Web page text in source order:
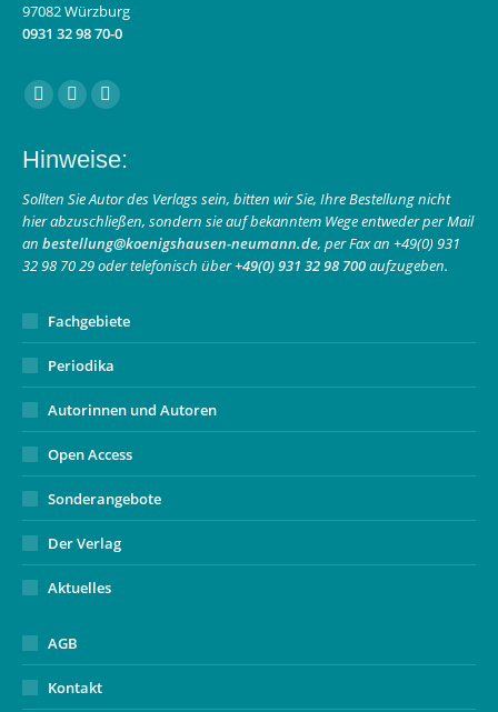
97082 Würzburg
0931 32 98 70-0
Finden Sie uns auf:
Facebook
opens
in
new
window
Instagram
opens
in
new
window
E-
page
opens
in
new
window
Hinweise:
Sollten Sie Autor des Verlags sein, bitten wir Sie, Ihre Bestellung nicht
hier abzuschließen, sondern sie auf bekanntem Wege entweder per Mail
an bestellung@koenigshausen-neumann.de, per Fax an +49(0) 931
32 98 70 29 oder telefonisch über+49(0) 931 32 98 700aufzugeben.
Fachgebiete
Periodika
Autorinnen und Autoren
Open Access
Sonderangebote
Der Verlag
Aktuelles
AGB
Kontakt